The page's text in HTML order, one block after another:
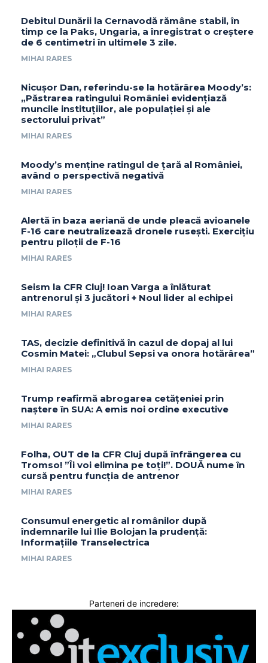
Debitul Dunării la Cernavodă rămâne stabil, în
timp ce la Paks, Ungaria, a înregistrat o creștere
de 6 centimetri în ultimele 3 zile.
MIHAI RARES
Nicușor Dan, referindu-se la hotărârea Moody’s:
„Păstrarea ratingului României evidențiază
muncile instituțiilor, ale populației și ale
sectorului privat”
MIHAI RARES
Moody’s menține ratingul de țară al României,
având o perspectivă negativă
MIHAI RARES
Alertă în baza aeriană de unde pleacă avioanele
F-16 care neutralizează dronele rusești. Exercițiu
pentru piloții de F-16
MIHAI RARES
Seism la CFR Cluj! Ioan Varga a înlăturat
antrenorul și 3 jucători + Noul lider al echipei
MIHAI RARES
TAS, decizie definitivă în cazul de dopaj al lui
Cosmin Matei: „Clubul Sepsi va onora hotărârea”
MIHAI RARES
Trump reafirmă abrogarea cetățeniei prin
naștere în SUA: A emis noi ordine executive
MIHAI RARES
Folha, OUT de la CFR Cluj după înfrângerea cu
Tromso! ”Îi voi elimina pe toți!”. DOUĂ nume în
cursă pentru funcția de antrenor
MIHAI RARES
Consumul energetic al românilor după
îndemnarile lui Ilie Bolojan la prudență:
Informațiile Transelectrica
MIHAI RARES
Parteneri de incredere: